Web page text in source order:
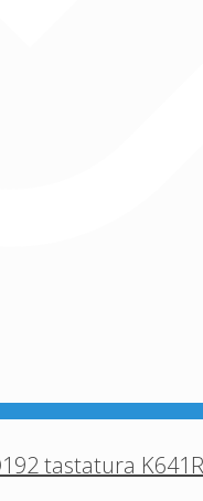
tastatura K641R